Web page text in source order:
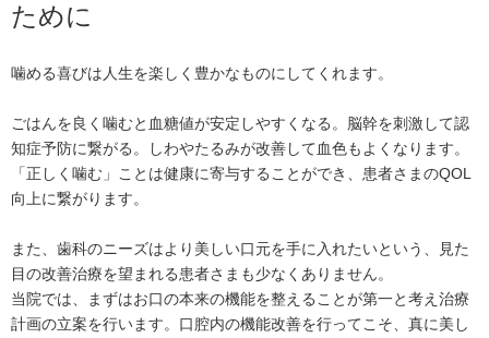
ために
噛める喜びは人生を楽しく豊かなものにしてくれます。
ごはんを良く噛むと血糖値が安定しやすくなる。脳幹を刺激して認
知症予防に繋がる。しわやたるみが改善して血色もよくなります。
「正しく噛む」ことは健康に寄与することができ、患者さまのQOL
向上に繋がります。
また、歯科のニーズはより美しい口元を手に入れたいという、見た
目の改善治療を望まれる患者さまも少なくありません。
当院では、まずはお口の本来の機能を整えることが第一と考え治療
計画の立案を行います。口腔内の機能改善を行ってこそ、真に美し